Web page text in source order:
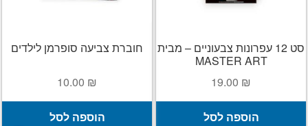
סט 12 עפרונות צבעוניים – מבית
MASTER ART
19.00 ₪
הוספה לסל
חוברת צביעה סופרמן לילדים
10.00 ₪
הוספה לסל